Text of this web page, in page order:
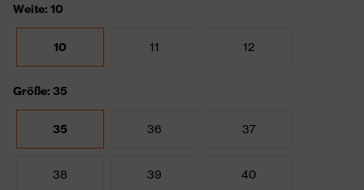
Weite: 10
10 11 12
Größe: 35
35 36 37
38 39 40